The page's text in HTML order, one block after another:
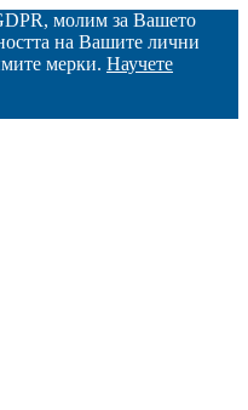
молим за Вашето
на Вашите лични
мерки. Научете